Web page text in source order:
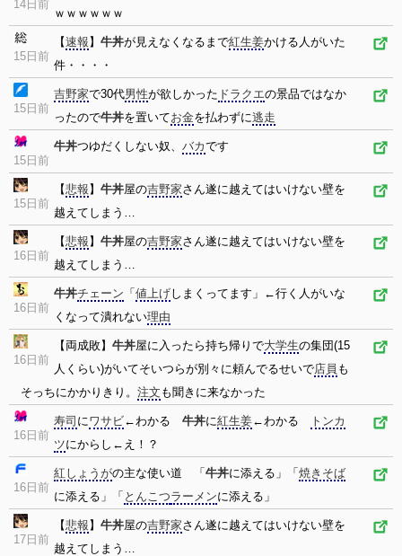
14日前
ｗｗｗｗｗｗ
15日前
【速報 】 牛丼が見えなくなるまで紅生姜かける人がいた
件・・・・
15日前
吉野家で30代男性が欲しかった ドラクエの景品ではなか
ったので牛丼を置いてお金を払わずに逃走
15日前
牛丼つゆだくしない奴、 バカです
15日前
【悲報 】 牛丼屋の吉野家さん遂に越えてはいけない壁を
越えてしまう…
16日前
【悲報 】 牛丼屋の吉野家さん遂に越えてはいけない壁を
越えてしまう…
16日前
牛丼チェーン 「 値上げしまくってます」←行く人がいな
くなって潰れない理由
16日前
【両成敗】 牛丼屋に入ったら持ち帰りで大学生の集団(15
人くらい)がいてそいつらが別々に頼んでるせいで店員 も
そっちにかかりきり。 注文 も聞きに来なかった
16日前
寿司 にワサビ←わかる 牛丼に紅生姜←わかる
トンカ
ツにからし←え！？
16日前
紅しょうがの主な使い道 「 牛丼に添える」「 焼きそば
に添える」「 とんこつラーメンに添える」
17日前
【悲報 】 牛丼屋の吉野家さん遂に越えてはいけない壁を
越えてしまう…